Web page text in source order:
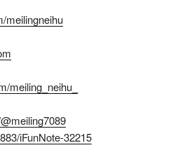
meilingneihu
meiling_neihu_
iFunNote-32215